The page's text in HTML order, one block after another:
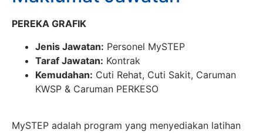
PEREKA GRAFIK
Jenis Jawatan: Personel MySTEP
Taraf Jawatan: Kontrak
Kemudahan: Cuti Rehat, Cuti Sakit, Caruman
KWSP & Caruman PERKESO
MySTEP adalah program yang menyediakan latihan